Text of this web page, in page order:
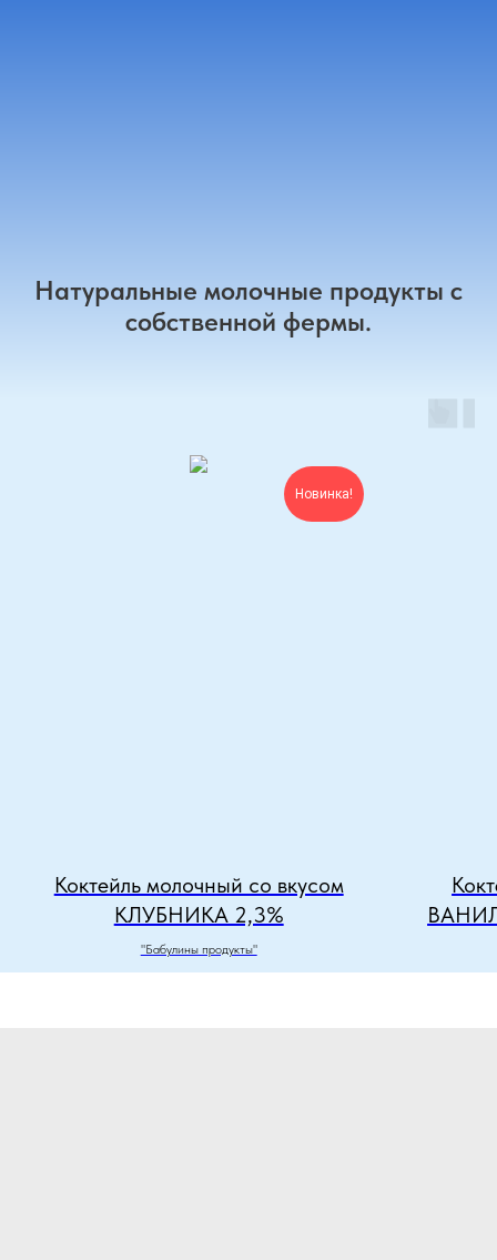
Натуральные молочные продукты с
собственной фермы.
Новинка!
Коктейль молочный со вкусом
КЛУБНИКА 2,3%
"Бабулины продукты"